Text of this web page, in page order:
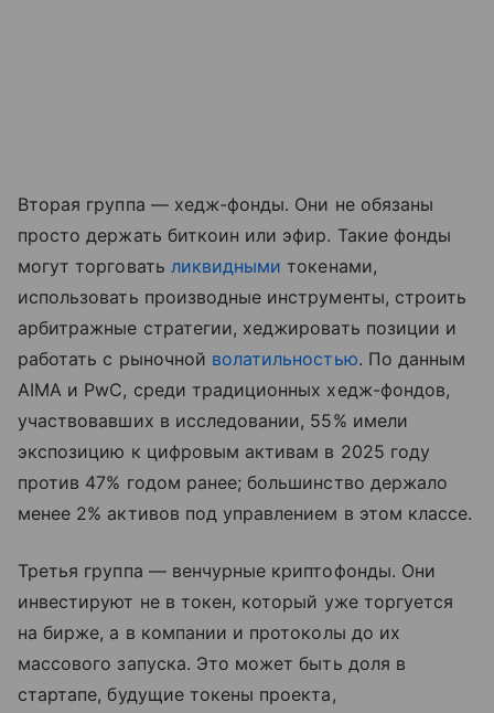
Вторая группа — хедж-фонды. Они не обязаны
просто держать биткоин или эфир. Такие фонды
могут торговать ликвидными токенами,
использовать производные инструменты, строить
арбитражные стратегии, хеджировать позиции и
работать с рыночной волатильностью. По данным
AIMA и PwC, среди традиционных хедж-фондов,
участвовавших в исследовании, 55% имели
экспозицию к цифровым активам в 2025 году
против 47% годом ранее; большинство держало
менее 2% активов под управлением в этом классе.
Третья группа — венчурные криптофонды. Они
инвестируют не в токен, который уже торгуется
на бирже, а в компании и протоколы до их
массового запуска. Это может быть доля в
стартапе, будущие токены проекта,